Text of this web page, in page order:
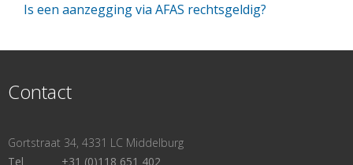
Is een aanzegging via AFAS rechtsgeldig?
Contact
Gortstraat 34, 4331 LC Middelburg
Tel
+31 (0)118 651 402